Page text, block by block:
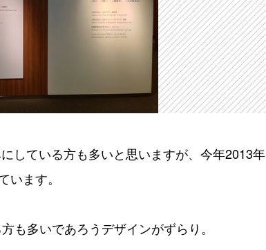
している方も多いと思いますが、今年2013年
ます。
も多いであろうデザインがずらり。